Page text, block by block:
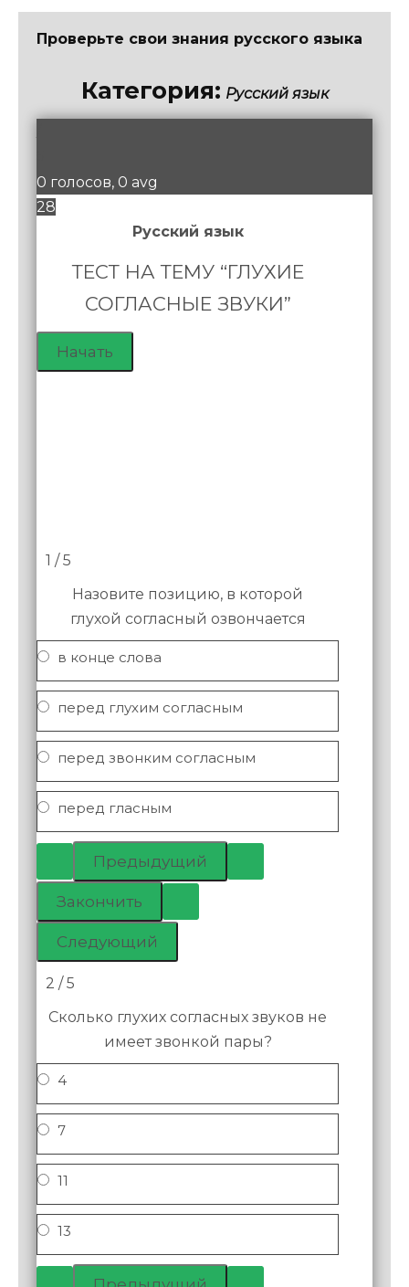
Проверьте свои знания русского языка
Категория: Русский язык
0 голосов, 0 avg
28
Русский язык
ТЕСТ НА ТЕМУ “ГЛУХИЕ
СОГЛАСНЫЕ ЗВУКИ”
1 / 5
Назовите позицию, в которой
глухой согласный озвончается
в конце слова
перед глухим согласным
перед звонким согласным
перед гласным
2 / 5
Сколько глухих согласных звуков не
имеет звонкой пары?
4
7
11
13